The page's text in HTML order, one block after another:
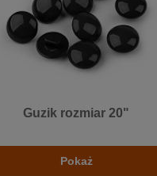
Guzik rozmiar 20"
Pokaż